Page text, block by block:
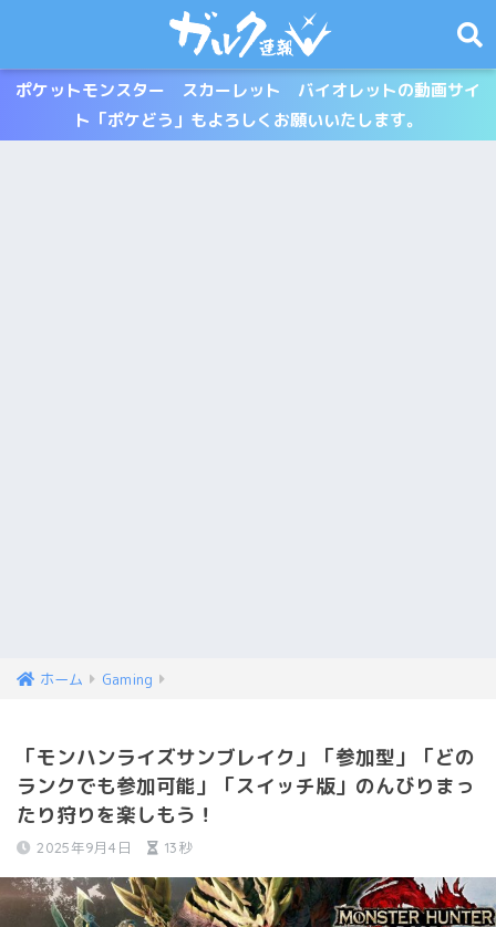
ポケットモンスター スカーレット バイオレットの動画サイ
ト「ポケどう」もよろしくお願いいたします。
ホーム Gaming
「モンハンライズサンブレイク」「参加型」「どの
ランクでも参加可能」「スイッチ版」のんびりまっ
たり狩りを楽しもう！
2025年9月4日 13秒